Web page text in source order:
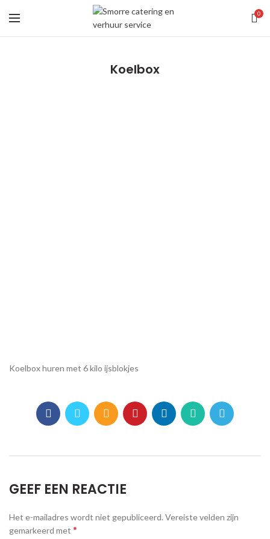
0
Koelbox
Koelbox huren met 6 kilo ijsblokjes
GEEF EEN REACTIE
Het e-mailadres wordt niet gepubliceerd.Vereiste velden zijn
gemarkeerd met *